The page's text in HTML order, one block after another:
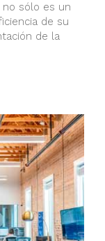
no sólo es un
de su
de la